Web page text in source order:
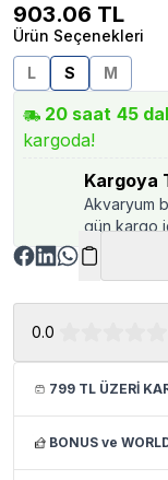
903.06 TL
Ürün Seçenekleri
L
S M
20 saat 45
kargoda!
Kargoya
Akvaryum
gün kargo
0.0
799 TL ÜZERİ
BONUS ve